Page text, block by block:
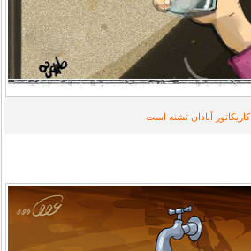
کاریکاتور آبادان تشنه است